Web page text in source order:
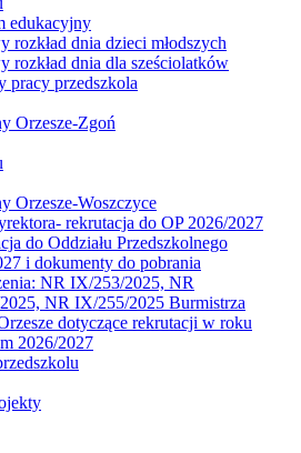
edukacyjny
rozkład dnia dzieci młodszych
rozkład dnia dla sześciolatków
pracy przedszkola
Orzesze-Zgoń
Orzesze-Woszczyce
rekrutacja do OP 2026/2027
do Oddziału Przedszkolnego
i dokumenty do pobrania
NR IX/253/2025, NR
NR IX/255/2025 Burmistrza
dotyczące rekrutacji w roku
2026/2027